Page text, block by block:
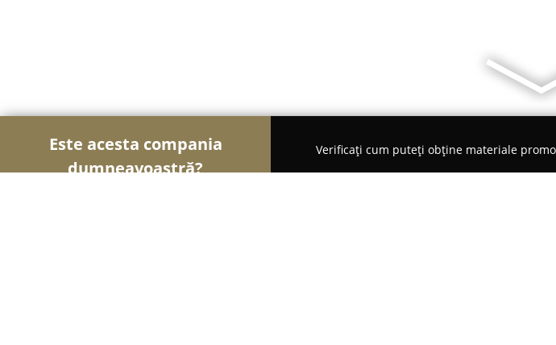
Este acesta compania
dumneavoastră?
Verificați cum puteți obține materiale